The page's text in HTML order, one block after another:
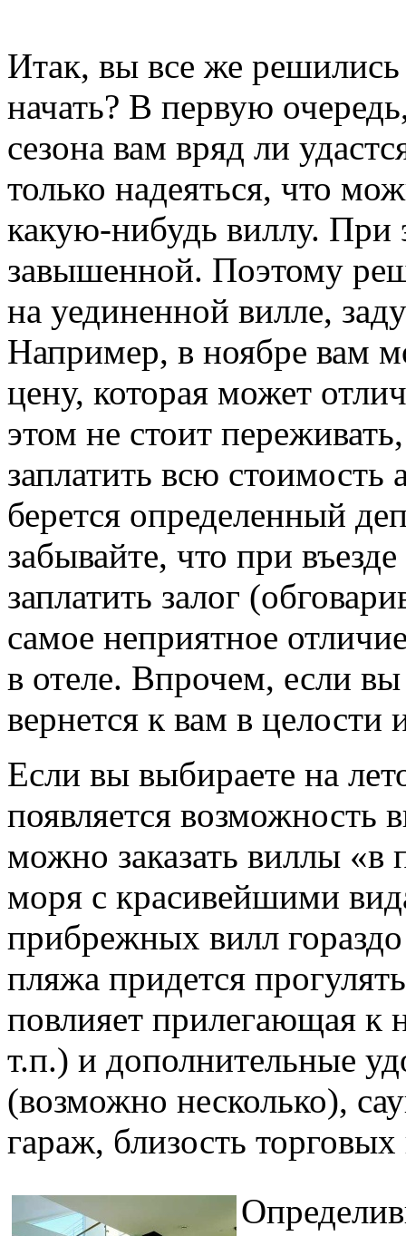
Итак, вы все же решились
начать? В первую
сезона вам вряд ли
только надеяться, что
какую-нибудь виллу. При
завышенной. Поэтому
на уединенной вилле,
Например, в ноябре вам
цену, которая может
этом не стоит
заплатить всю
берется определенный
забывайте, что при
заплатить залог
самое неприятное
в отеле. Впрочем, если вы
вернется к вам в целости
Если вы выбираете на
появляется возможность
можно заказать виллы «в
моря с красивейшими
прибрежных вилл
пляжа придется
повлияет прилегающая к
т.п.) и дополнительные
(возможно несколько),
гараж, близость